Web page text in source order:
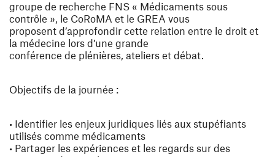
groupe de recherche FNS « Médicaments sous
contrôle », le CoRoMA et le GREA vous
proposent d’approfondir cette relation entre le droit et
la médecine lors d’une grande
conférence de plénières, ateliers et débat.
Objectifs de la journée :
• Identifier les enjeux juridiques liés aux stupéfiants
utilisés comme médicaments
• Partager les expériences et les regards sur des